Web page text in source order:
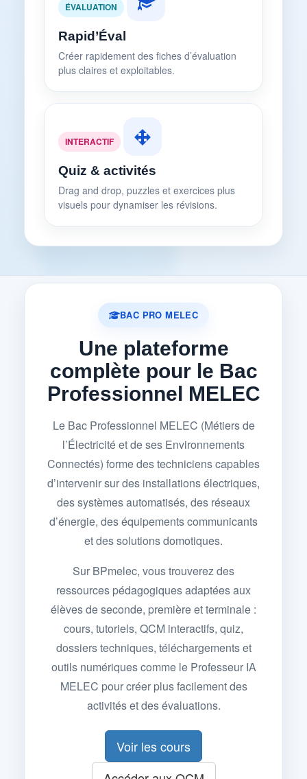
ÉVALUATION
Rapid’Éval
Créer rapidement des fiches d’évaluation
plus claires et exploitables.
INTERACTIF
Quiz & activités
Drag and drop, puzzles et exercices plus
visuels pour dynamiser les révisions.
BAC PRO MELEC
Une plateforme
complète pour le Bac
Professionnel MELEC
Le Bac Professionnel MELEC (Métiers de
l’Électricité et de ses Environnements
Connectés) forme des techniciens capables
d’intervenir sur des installations électriques,
des systèmes automatisés, des réseaux
d’énergie, des équipements communicants
et des solutions domotiques.
Sur BPmelec, vous trouverez des
ressources pédagogiques adaptées aux
élèves de seconde, première et terminale :
cours, tutoriels, QCM interactifs, quiz,
dossiers techniques, téléchargements et
outils numériques comme le Professeur IA
MELEC pour créer plus facilement des
activités et des évaluations.
Voir les cours